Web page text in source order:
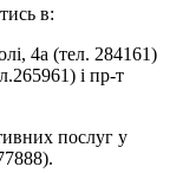
в:
4а (тел. 284161)
і пр-т
послуг у